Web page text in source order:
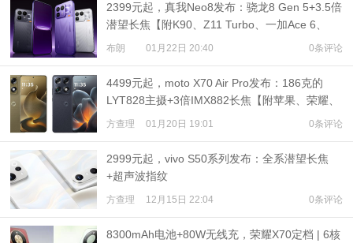
2399元起，真我Neo8发布：骁龙8 Gen 5+3.5倍
潜望长焦【附K90、Z11 Turbo、一加Ace 6、
WIN RT对比】
布朗 01月22日 20:40 0条评论
4499元起，moto X70 Air Pro发布：186克的
LYT828主摄+3倍IMX882长焦【附苹果、荣耀、
三星Air机型对比】
方查理 01月20日 19:01 0条评论
2999元起，vivo S50系列发布：全系潜望长焦
+超声波指纹
方查理 12月15日 22:04 0条评论
8300mAh电池+80W无线充，荣耀X70定档 | 6核